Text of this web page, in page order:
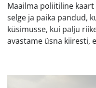
Maailma poliitiline
selge ja paika pandud,
küsimusse, kui palju
avastame üsna kiiresti,